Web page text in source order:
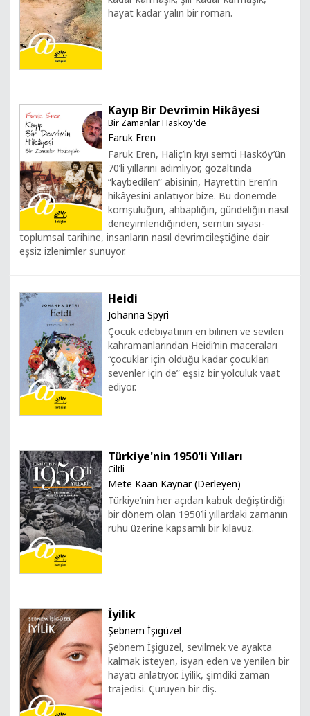
hayat kadar yalın bir roman.
Kayıp Bir Devrimin Hikâyesi
Bir Zamanlar Hasköy'de
Faruk Eren
Faruk Eren, Haliç’in kıyı semti Hasköy’ün
70’li yıllarını adımlıyor, gözaltında
“kaybedilen” abisinin, Hayrettin Eren’in
hikâyesini anlatıyor bize. Bu dönemde
komşuluğun, ahbaplığın, gündeliğin nasıl
deneyimlendiğinden, semtin siyasi-
toplumsal tarihine, insanların nasıl devrimcileştiğine dair
eşsiz izlenimler sunuyor.
Heidi
Johanna Spyri
Çocuk edebiyatının en bilinen ve sevilen
kahramanlarından Heidi’nin maceraları
“çocuklar için olduğu kadar çocukları
sevenler için de” eşsiz bir yolculuk vaat
ediyor.
Türkiye'nin 1950'li Yılları
Ciltli
Mete Kaan Kaynar (Derleyen)
Türkiye’nin her açıdan kabuk değiştirdiği
bir dönem olan 1950’li yıllardaki zamanın
ruhu üzerine kapsamlı bir kılavuz.
İyilik
Şebnem İşigüzel
Şebnem İşigüzel, sevilmek ve ayakta
kalmak isteyen, isyan eden ve yenilen bir
hayatı anlatıyor. İyilik, şimdiki zaman
trajedisi. Çürüyen bir diş.